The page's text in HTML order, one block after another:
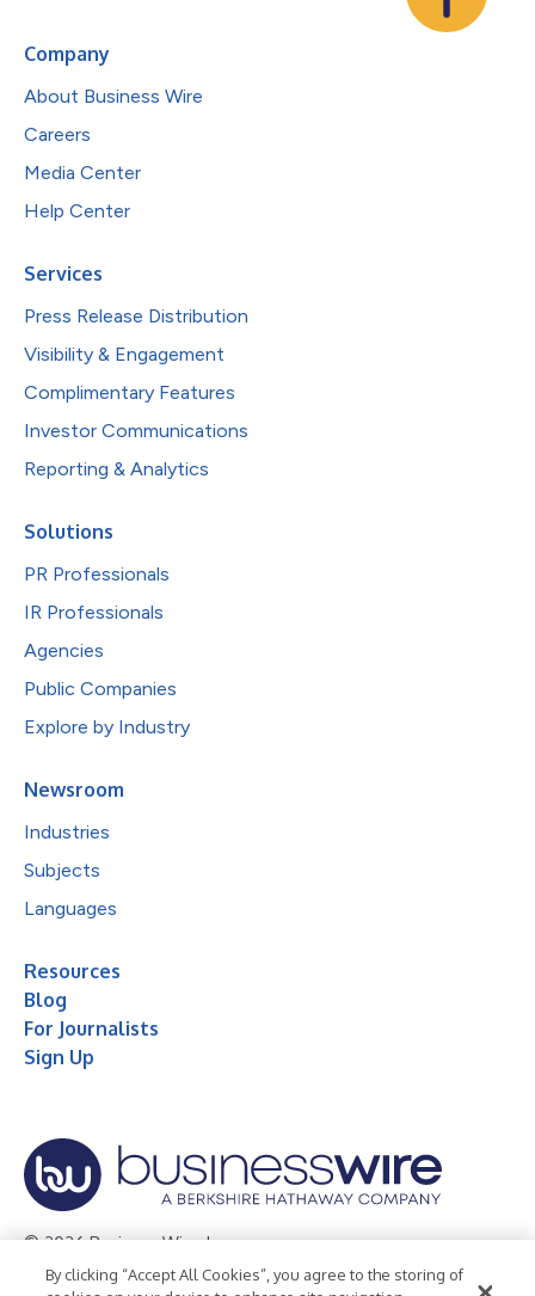
Company
About Business Wire
Careers
Media Center
Help Center
Services
Press Release Distribution
Visibility & Engagement
Complimentary Features
Investor Communications
Reporting & Analytics
Solutions
PR Professionals
IR Professionals
Agencies
Public Companies
Explore by Industry
Newsroom
Industries
Subjects
Languages
Resources
Blog
For Journalists
Sign Up
© 2026 Business Wire, Inc.
Privacy Policy Cookie Policy Accessibility Statement
By clicking “Accept All Cookies”, you agree to the storing of